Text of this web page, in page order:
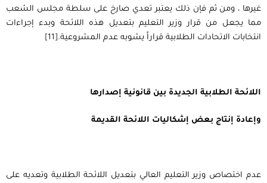
غيرها ، ومن ثم فإن ذلك يعتبر تعدي صارخ على سلطة مجلس الشعب
مما يجعل من قرار وزير التعليم بتعديل هذه اللائحة وبدء إجراءات
انتخابات الاتحادات الطلابية قراراً يشوبه عدم المشروعية.[11]
اللائحة الطلابية الجديدة بين قانونية إصدارها
وإعادة إنتاج بعض إشكاليات اللائحة القديمة
عدم اختصاص وزير التعليم العالي بتعديل اللائحة الطلابية وتعديه على